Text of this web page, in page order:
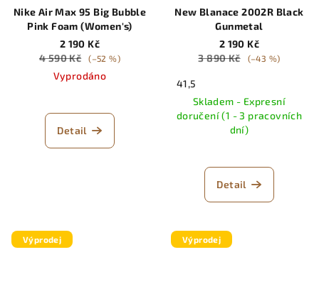
Nike Air Max 95 Big Bubble
Pink Foam (Women's)
2 190 Kč
4 590 Kč
(–52 %)
Vyprodáno
Detail
New Blanace 2002R Black
Gunmetal
2 190 Kč
3 890 Kč
(–43 %)
41,5
Skladem - Expresní
doručení (1 - 3 pracovních
dní)
Detail
Výprodej Výprodej